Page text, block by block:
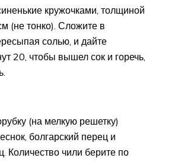
кружочками, толщиной
(не тонко). Сложите в
солью, и дайте
20, чтобы вышел сок и горечь,
(на мелкую решетку)
болгарский перец и
Количество чили берите по